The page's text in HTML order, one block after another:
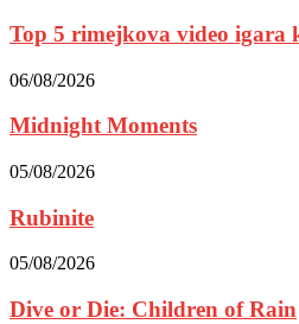
Top 5 rimejkova video igara
06/08/2026
Midnight Moments
05/08/2026
Rubinite
05/08/2026
Dive or Die: Children of Rain